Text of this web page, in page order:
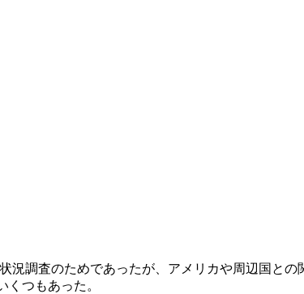
調査のためであったが、アメリカや周辺国と
つもあった。